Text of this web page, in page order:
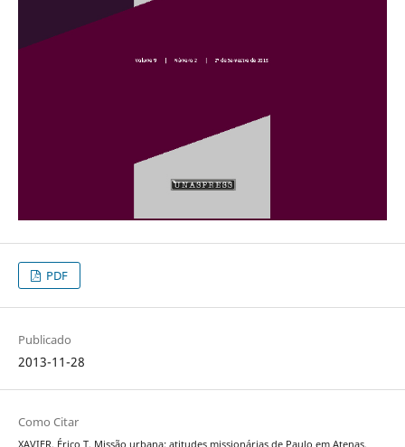
PDF
Publicado
2013-11-28
Como Citar
XAVIER, Érico T. Missão urbana: atitudes missionárias de Paulo em Atenas.